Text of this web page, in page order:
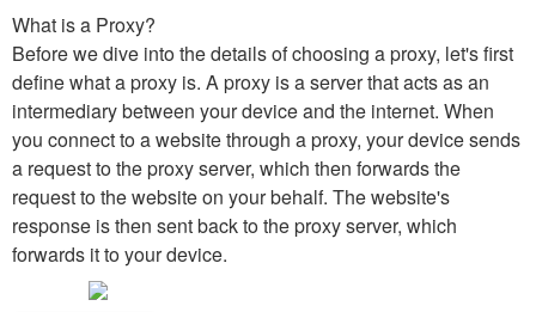
What is a Proxy?
Before we dive into the details of choosing a proxy, let's first
define what a proxy is. A proxy is a server that acts as an
intermediary between your device and the internet. When
you connect to a website through a proxy, your device sends
a request to the proxy server, which then forwards the
request to the website on your behalf. The website's
response is then sent back to the proxy server, which
forwards it to your device.